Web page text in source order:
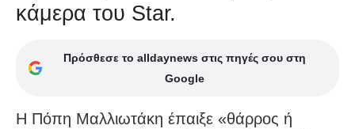
κάμερα του Star.
Πρόσθεσε το alldaynews στις πηγές σου στη
Google
Η Πόπη Μαλλιωτάκη έπαιξε «θάρρος ή